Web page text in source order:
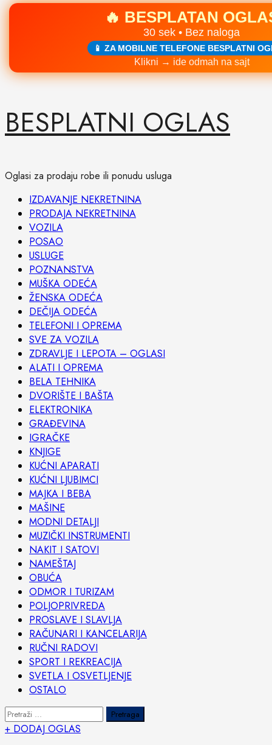
🔥 BESPLATAN
30 sek • Bez naloga
📱 ZA MOBILNE TELEFONE BESPLATNI
Klikni → ide odmah na sajt
Skip
to
content
BESPLATNI OGLAS
Oglasi za prodaju robe ili ponudu usluga
Primary
Menu
IZDAVANJE NEKRETNINA
PRODAJA NEKRETNINA
VOZILA
POSAO
USLUGE
POZNANSTVA
MUŠKA ODEĆA
ŽENSKA ODEĆA
DEČIJA ODEĆA
TELEFONI I OPREMA
SVE ZA VOZILA
ZDRAVLJE I LEPOTA – OGLASI
ALATI I OPREMA
BELA TEHNIKA
DVORIŠTE I BAŠTA
ELEKTRONIKA
GRAĐEVINA
IGRAČKE
KNJIGE
KUĆNI APARATI
KUĆNI LJUBIMCI
MAJKA I BEBA
MAŠINE
MODNI DETALJI
MUZIČKI INSTRUMENTI
NAKIT I SATOVI
NAMEŠTAJ
OBUĆA
ODMOR I TURIZAM
POLJOPRIVREDA
PROSLAVE I SLAVLJA
RAČUNARI I KANCELARIJA
RUČNI RADOVI
SPORT I REKREACIJA
SVETLA I OSVETLJENJE
OSTALO
Pretraga:
+ DODAJ OGLAS